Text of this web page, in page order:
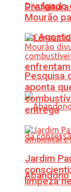
Prefeitura
do
Mourão
Pesquisa
aponta
entrega
Jardim
limpeza